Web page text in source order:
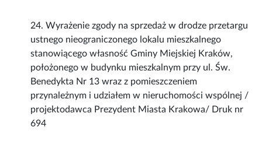
24. Wyrażenie zgody na sprzedaż w drodze przetargu
ustnego nieograniczonego lokalu mieszkalnego
stanowiącego własność Gminy Miejskiej Kraków,
położonego w budynku mieszkalnym przy ul. Św.
Benedykta Nr 13 wraz z pomieszczeniem
przynależnym i udziałem w nieruchomości wspólnej /
projektodawca Prezydent Miasta Krakowa/ Druk nr
694